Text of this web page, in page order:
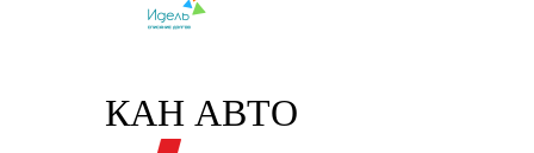
КАН АВТО